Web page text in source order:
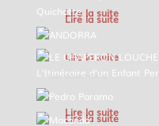
Lire la suite
Lire la suite
ANDORRA
Lire la suite
D'UN ENFANT PERDU
Lire la suite
Lire la suite